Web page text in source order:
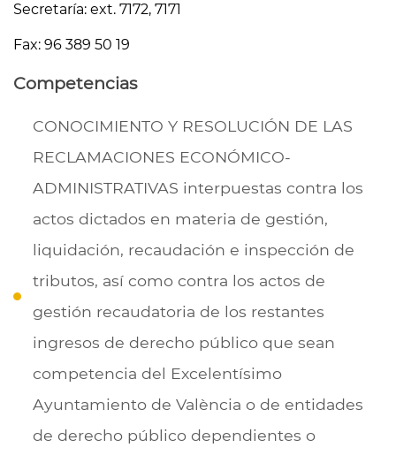
Secretaría: ext. 7172, 7171
Fax: 96 389 50 19
Competencias
CONOCIMIENTO Y RESOLUCIÓN DE LAS
RECLAMACIONES ECONÓMICO-
ADMINISTRATIVAS interpuestas contra los
actos dictados en materia de gestión,
liquidación, recaudación e inspección de
tributos, así como contra los actos de
gestión recaudatoria de los restantes
ingresos de derecho público que sean
competencia del Excelentísimo
Ayuntamiento de València o de entidades
de derecho público dependientes o